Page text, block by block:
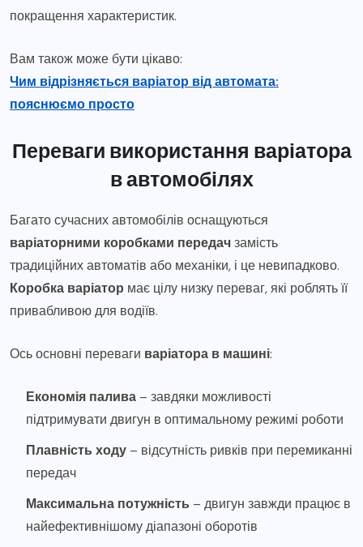
покращення характеристик.
Вам також може бути цікаво:
Чим відрізняється варіатор від автомата:
пояснюємо просто
Переваги використання варіатора
в автомобілях
Багато сучасних автомобілів оснащуються
варіаторними коробками передачзамість
традиційних автоматів або механіки, і це невипадково.
Коробка варіатор має цілу низку переваг, які роблять її
привабливою для водіїв.
Ось основні переваги варіатора в машині:
Економія палива – завдяки можливості
підтримувати двигун в оптимальному режимі роботи
Плавність ходу – відсутність ривків при перемиканні
передач
Максимальна потужність – двигун завжди працює в
найефективнішому діапазоні оборотів